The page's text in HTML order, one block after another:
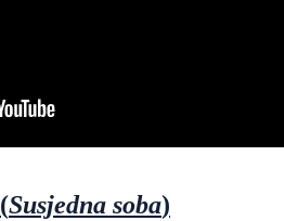
(Susjedna soba)